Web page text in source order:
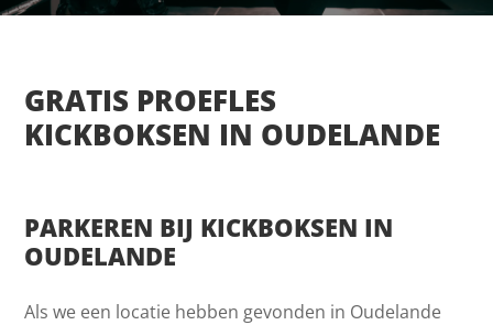
GRATIS PROEFLES
KICKBOKSEN IN OUDELANDE
PARKEREN BIJ KICKBOKSEN IN
OUDELANDE
Als we een locatie hebben gevonden in Oudelande